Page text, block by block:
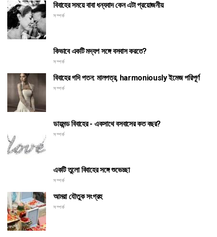
বিবাহের সময়ে বাবা ধন্যবাদ কেন এটা প্রয়োজনীয়
সম্পর্ক
কিভাবে একটি মদ্যপ সঙ্গে বসবাস করতে?
সম্পর্ক
বিবাহের গদি পতন: মালপত্র, harmoniously ইমেজ পরিপূর্ণ
সম্পর্ক
ডায়মন্ড বিবাহের - একসাথে বসবাসের কত বছর?
সম্পর্ক
একটি তুলো বিবাহের সঙ্গে শুভেচ্ছা
সম্পর্ক
আমরা যৌতুক সংগ্রহ
সম্পর্ক